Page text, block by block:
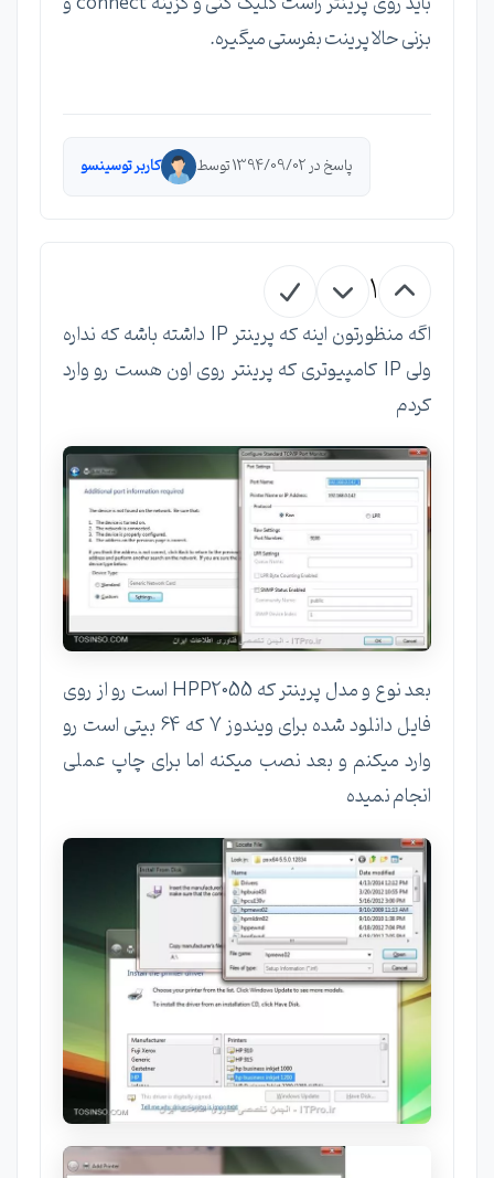
بزنی حالا پرینت بفرستی میگیره.
پاسخ در 1394/09/02 توسط کاربر توسینسو
1
اگه منظورتون اینه که پرینتر IP داشته باشه که نداره
ولی IP کامپیوتری که پرینتر روی اون هست رو وارد
کردم
بعد نوع و مدل پرینتر که HPP2055 است رو از روی
فایل دانلود شده برای ویندوز 7 که 64 بیتی است رو
وارد میکنم و بعد نصب میکنه اما برای چاپ عملی
انجام نمیده